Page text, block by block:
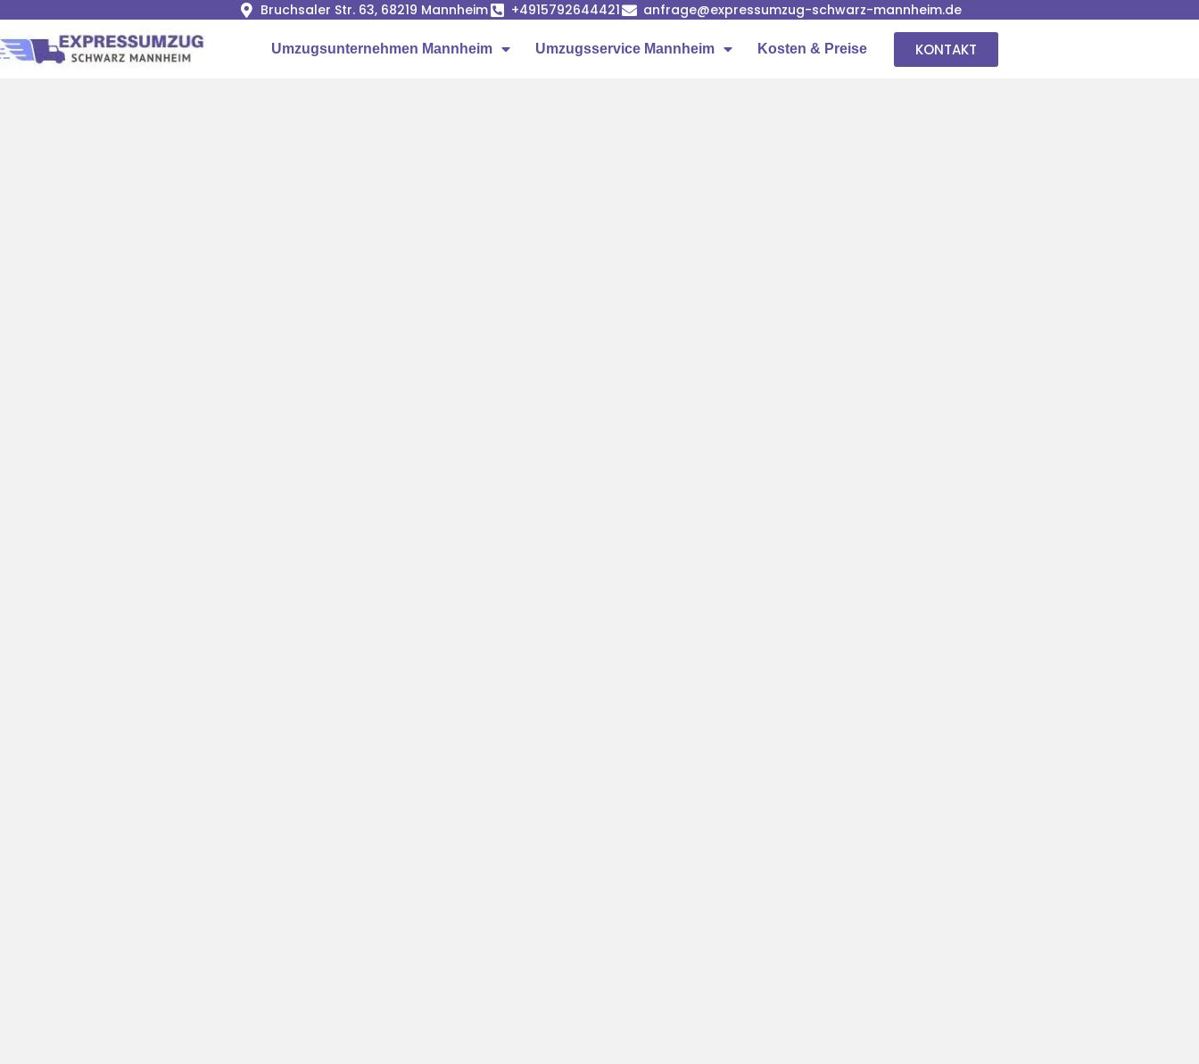
Bruchsaler Str. 63, 68219 Mannheim +4915792644421 anfrage@expressumzug-schwarz-mannheim.de
Umzugsunternehmen Mannheim Umzugsservice Mannheim Kosten & Preise KONTAKT